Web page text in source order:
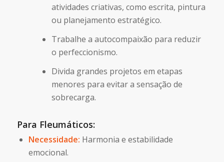
atividades criativas, como escrita, pintura
ou planejamento estratégico.
Trabalhe a autocompaixão para reduzir
o perfeccionismo.
Divida grandes projetos em etapas
menores para evitar a sensação de
sobrecarga.
Para Fleumáticos:
Necessidade: Harmonia e estabilidade
emocional.